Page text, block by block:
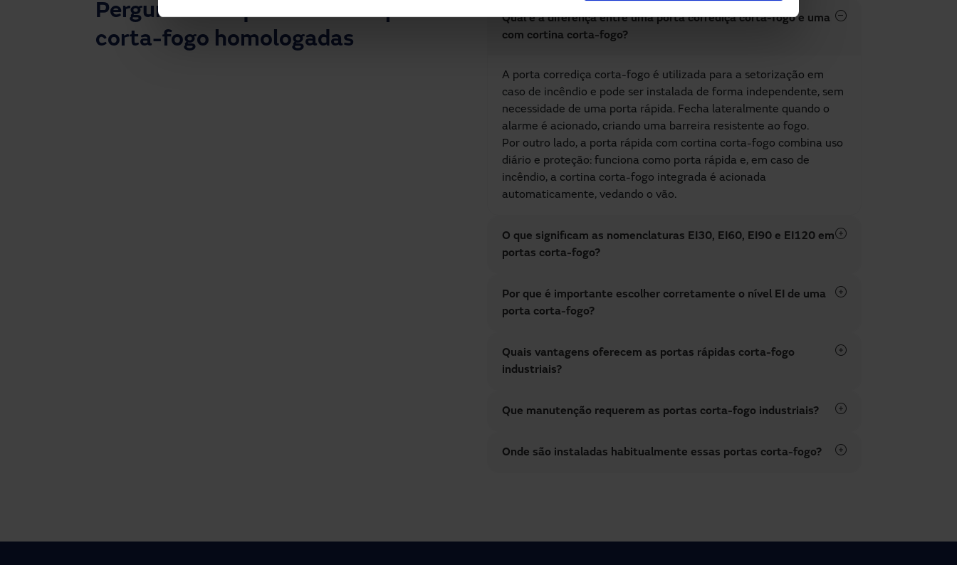
Perguntas frequentes sobre portas
corta-fogo homologadas
Qual é a diferença entre uma porta corrediça corta-fogo e uma
com cortina corta-fogo?
A porta corrediça corta-fogo é utilizada para a setorização em
caso de incêndio e pode ser instalada de forma independente, sem
necessidade de uma porta rápida. Fecha lateralmente quando o
alarme é acionado, criando uma barreira resistente ao fogo.
Por outro lado, a porta rápida com cortina corta-fogo combina uso
diário e proteção: funciona como porta rápida e, em caso de
incêndio, a cortina corta-fogo integrada é acionada
automaticamente, vedando o vão.
O que significam as nomenclaturas EI30, EI60, EI90 e EI120 em
portas corta-fogo?
Por que é importante escolher corretamente o nível EI de uma
porta corta-fogo?
Quais vantagens oferecem as portas rápidas corta-fogo
industriais?
Que manutenção requerem as portas corta-fogo industriais?
Onde são instaladas habitualmente essas portas corta-fogo?